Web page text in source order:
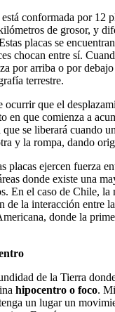
conformada por 12
de grosor, y
placas se
chocan entre sí.
por arriba o por
terrestre.
ocurrir que el
en que comienza a
se liberará cuando
y la rompa, dando
placas ejercen fuerza
donde existe una
En el caso de Chile, la
de la interacción entre
donde la
de la Tierra
hipocentro o foco.
un lugar un